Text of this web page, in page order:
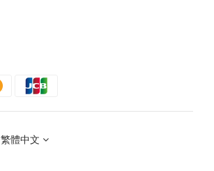
繁體中文